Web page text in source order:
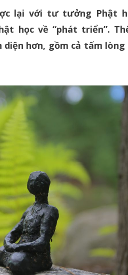
lại với tư tưởng Phật
học về “phát triển”.
hơn, gồm cả tấm